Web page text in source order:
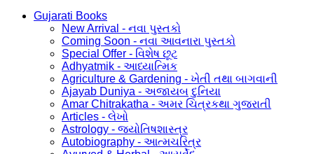
Gujarati Books
New Arrival - નવા પુસ્તકો
Coming Soon - નવા આવનારા પુસ્તકો
Special Offer - વિશેષ છૂટ
Adhyatmik - આધ્યાત્મિક
Agriculture & Gardening - ખેતી તથા બાગવાની
Ajayab Duniya - અજાયબ દુનિયા
Amar Chitrakatha - અમર ચિત્રકથા ગુજરાતી
Articles - લેખો
Astrology - જ્યોતિષશાસ્ત્ર
Autobiography - આત્મચરિત્ર